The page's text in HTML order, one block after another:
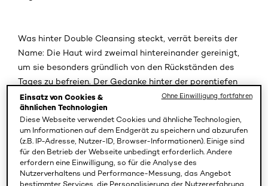
Was hinter Double Cleansing steckt, verrät bereits der
Name: Die Haut wird zweimal hintereinander gereinigt,
um sie besonders gründlich von den Rückständen des
Tages zu befreien. Der Gedanke hinter der porentiefen
Reinigung: Um ölhaltige Beauty-Produkte, wie
Sonnencreme oder Make-up, zu entfernen, muss zuerst
ein ölbasiertes Reinigungsprodukt her. Nur so kann der
wasserbasierte Cleanser im zweiten Schritt tief in die
Poren eindringen, letzte Rückstände lösen und für ein
perfekt geklärtes, strahlendes Hautbild sorgen. Reinigen
Sie Ihre Haut dagegen nur oberflächlich in einem
Einsatz von Cookies &
ähnlichen Technologien
Diese Webseite verwendet Cookies und ähnliche Technologien,
um Informationen auf dem Endgerät zu speichern und abzurufen
(z.B. IP-Adresse, Nutzer-ID, Browser-Informationen). Einige sind
für den Betrieb der Webseite unbedingt erforderlich. Andere
erfordern eine Einwilligung, so für die Analyse des
Nutzerverhaltens und Performance-Messung, das Angebot
bestimmter Services, die Personalisierung der Nutzererfahrung,
Ohne Einwilligung fortfahren